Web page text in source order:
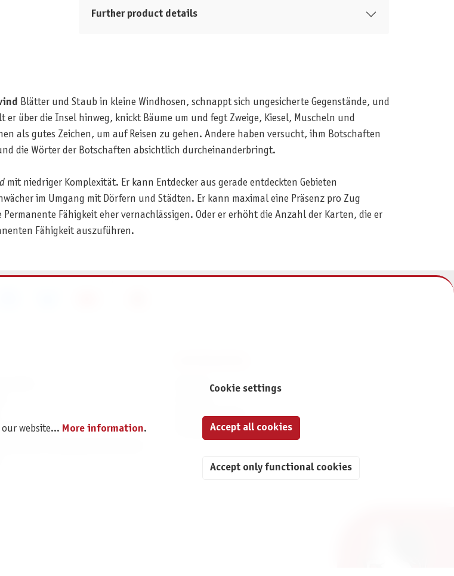
Further product details
Blätter und Staub in kleine Windhosen, schnappt sich ungesicherte Gegenstände, und
über die Insel hinweg, knickt Bäume um und fegt Zweige, Kiesel, Muscheln und
als gutes Zeichen, um auf Reisen zu gehen. Andere haben versucht, ihm Botschaften
die Wörter der Botschaften absichtlich durcheinanderbringt.
mit niedriger Komplexität. Er kann Entdecker aus gerade entdeckten Gebieten
im Umgang mit Dörfern und Städten. Er kann maximal eine Präsenz pro Zug
Fähigkeit eher vernachlässigen. Oder er erhöht die Anzahl der Karten, die er
Fähigkeit auszuführen.
Payment
Imprint
Data Protection
Privacy Settings
our website... More information.
Cookie settings
Accept only functional cookies
Accept all cookies